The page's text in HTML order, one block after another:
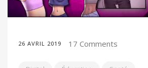
26 AVRIL 2019 17 Comments